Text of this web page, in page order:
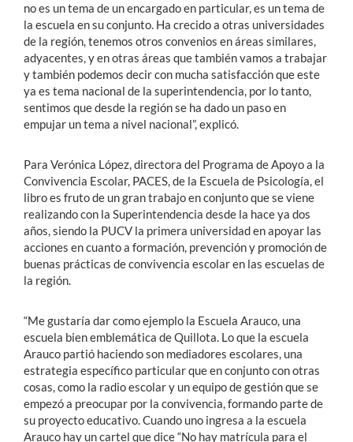
no es un tema de un encargado en particular, es un tema de
la escuela en su conjunto. Ha crecido a otras universidades
de la región, tenemos otros convenios en áreas similares,
adyacentes, y en otras áreas que también vamos a trabajar
y también podemos decir con mucha satisfacción que este
ya es tema nacional de la superintendencia, por lo tanto,
sentimos que desde la región se ha dado un paso en
empujar un tema a nivel nacional”, explicó.
Para Verónica López, directora del Programa de Apoyo a la
Convivencia Escolar, PACES, de la Escuela de Psicología, el
libro es fruto de un gran trabajo en conjunto que se viene
realizando con la Superintendencia desde la hace ya dos
años, siendo la PUCV la primera universidad en apoyar las
acciones en cuanto a formación, prevención y promoción de
buenas prácticas de convivencia escolar en las escuelas de
la región.
“Me gustaría dar como ejemplo la Escuela Arauco, una
escuela bien emblemática de Quillota. Lo que la escuela
Arauco partió haciendo son mediadores escolares, una
estrategia específico particular que en conjunto con otras
cosas, como la radio escolar y un equipo de gestión que se
empezó a preocupar por la convivencia, formando parte de
su proyecto educativo. Cuando uno ingresa a la escuela
Arauco hay un cartel que dice “No hay matrícula para el